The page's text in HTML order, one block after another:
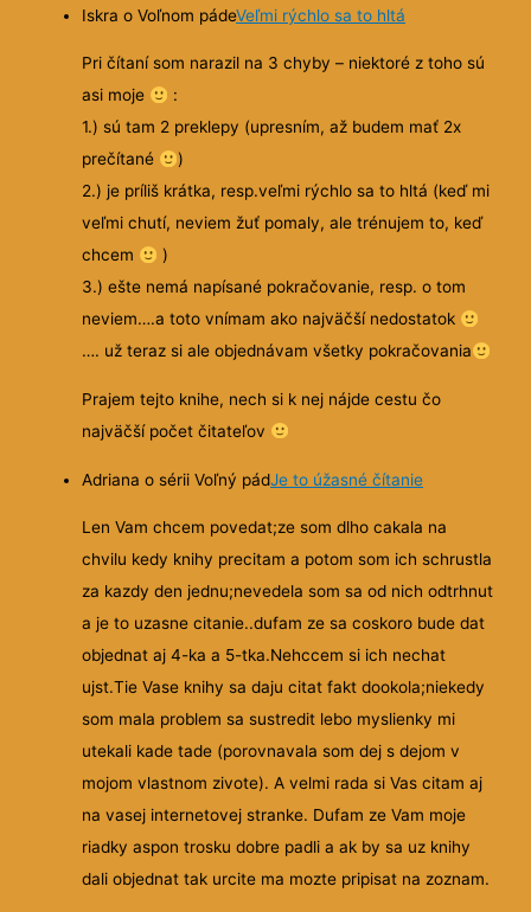
Iskra o Voľnom pádeVeľmi rýchlo sa to hltá
Pri čítaní som narazil na 3 chyby – niektoré z toho sú
asi moje
:
1.) sú tam 2 preklepy (upresním, až budem mať 2x
prečítané
)
2.) je príliš krátka, resp.veľmi rýchlo sa to hltá (keď mi
veľmi chutí, neviem žuť pomaly, ale trénujem to, keď
chcem
)
3.) ešte nemá napísané pokračovanie, resp. o tom
neviem….a toto vnímam ako najväčší nedostatok
…. už teraz si ale objednávam všetky pokračovania
Prajem tejto knihe, nech si k nej nájde cestu čo
najväčší počet čitateľov
Adriana o sérii Voľný pádJe to úžasné čítanie
Len Vam chcem povedat;ze som dlho cakala na
chvilu kedy knihy precitam a potom som ich schrustla
za kazdy den jednu;nevedela som sa od nich odtrhnut
a je to uzasne citanie..dufam ze sa coskoro bude dat
objednat aj 4-ka a 5-tka.Nehccem si ich nechat
ujst.Tie Vase knihy sa daju citat fakt dookola;niekedy
som mala problem sa sustredit lebo myslienky mi
utekali kade tade (porovnavala som dej s dejom v
mojom vlastnom zivote). A velmi rada si Vas citam aj
na vasej internetovej stranke. Dufam ze Vam moje
riadky aspon trosku dobre padli a ak by sa uz knihy
dali objednat tak urcite ma mozte pripisat na zoznam.